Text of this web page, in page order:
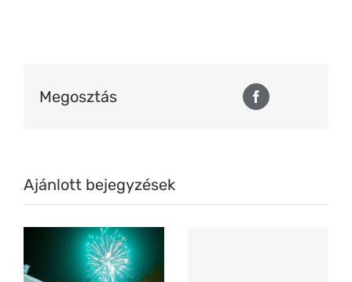
Megosztás Facebook
Ajánlott bejegyzések